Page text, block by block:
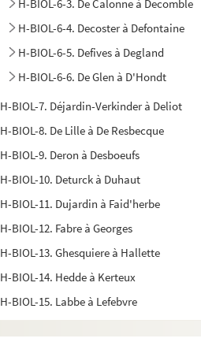
H-BIOL-6-3. De Calonne à Decomble
H-BIOL-6-4. Decoster à Defontaine
H-BIOL-6-5. Defives à Degland
H-BIOL-6-6. De Glen à D'Hondt
H-BIOL-7. Déjardin-Verkinder à Deliot
H-BIOL-8. De Lille à De Resbecque
H-BIOL-9. Deron à Desboeufs
H-BIOL-10. Deturck à Duhaut
H-BIOL-11. Dujardin à Faid'herbe
H-BIOL-12. Fabre à Georges
H-BIOL-13. Ghesquiere à Hallette
H-BIOL-14. Hedde à Kerteux
H-BIOL-15. Labbe à Lefebvre